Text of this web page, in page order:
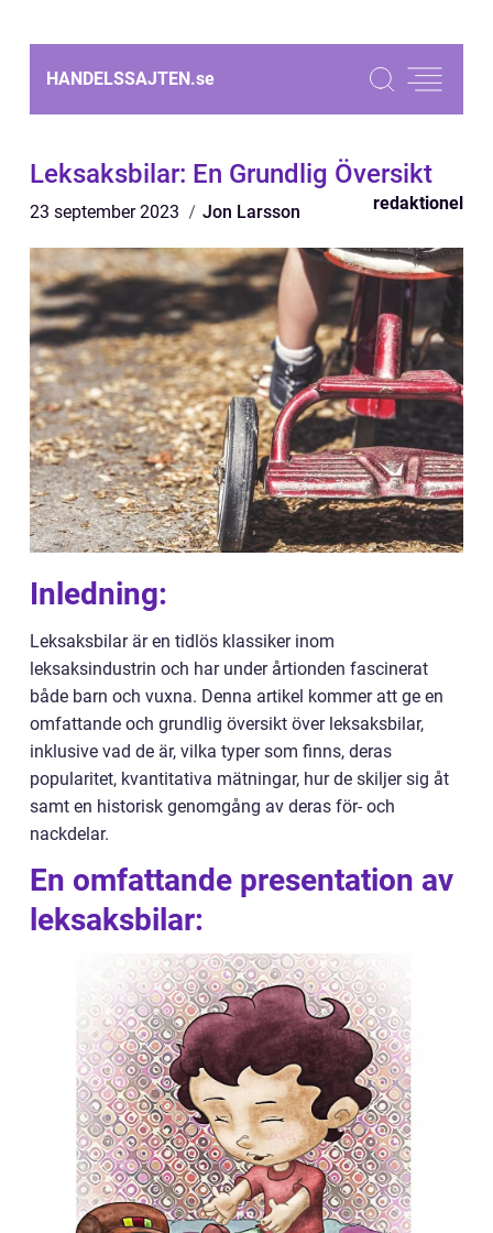
HANDELSSAJTEN.se
Leksaksbilar: En Grundlig Översikt
23 september 2023 Jon Larsson redaktionel
Inledning:
Leksaksbilar är en tidlös klassiker inom
leksaksindustrin och har under årtionden fascinerat
både barn och vuxna. Denna artikel kommer att ge en
omfattande och grundlig översikt över leksaksbilar,
inklusive vad de är, vilka typer som finns, deras
popularitet, kvantitativa mätningar, hur de skiljer sig åt
samt en historisk genomgång av deras för- och
nackdelar.
En omfattande presentation av
leksaksbilar: